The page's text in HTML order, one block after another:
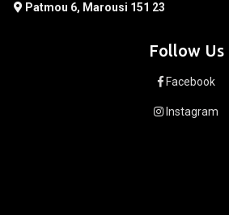
Patmou 6, Marousi 151 23
Follow Us
Facebook
Instagram